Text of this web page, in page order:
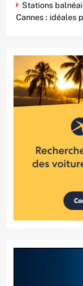
Stations
Cannes : idéales